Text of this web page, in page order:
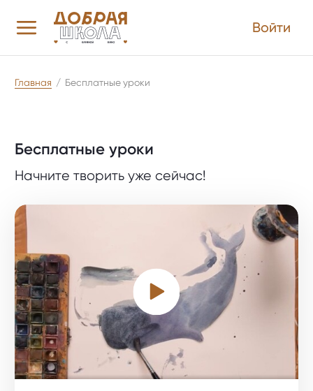
Войти
Главная / Бесплатные уроки
Бесплатные уроки
Начните творить уже сейчас!